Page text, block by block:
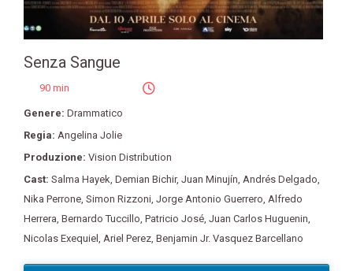
Senza Sangue
90 min
Genere: Drammatico
Regia: Angelina Jolie
Produzione: Vision Distribution
Cast: Salma Hayek Demian Bichir, Juan Minujín Andrés Delgado
Nika Perrone Simon Rizzoni Jorge Antonio Guerrero Alfredo
Herrera Bernardo Tuccillo Patricio José Juan Carlos Huguenin
Nicolas Exequiel
Ariel Perez Benjamin Jr. Vasquez Barcellano